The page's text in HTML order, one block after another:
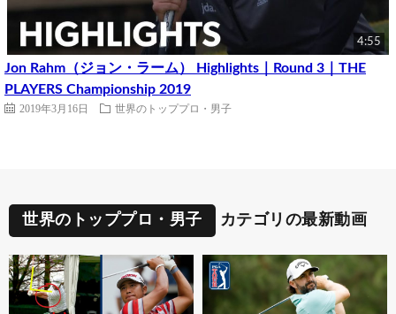
4:55
Jon Rahm（ジョン・ラーム） Highlights｜Round 3｜THE
PLAYERS Championship 2019
2019年3月16日 世界のトッププロ・男子
世界のトッププロ・男子 カテゴリの最新動画